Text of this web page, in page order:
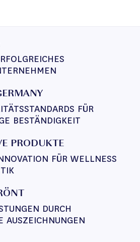
FÜR
BESTÄNDIGKEIT
PRODUKTE
FÜR WELLNESS
DURCH
AUSZEICHNUNGEN